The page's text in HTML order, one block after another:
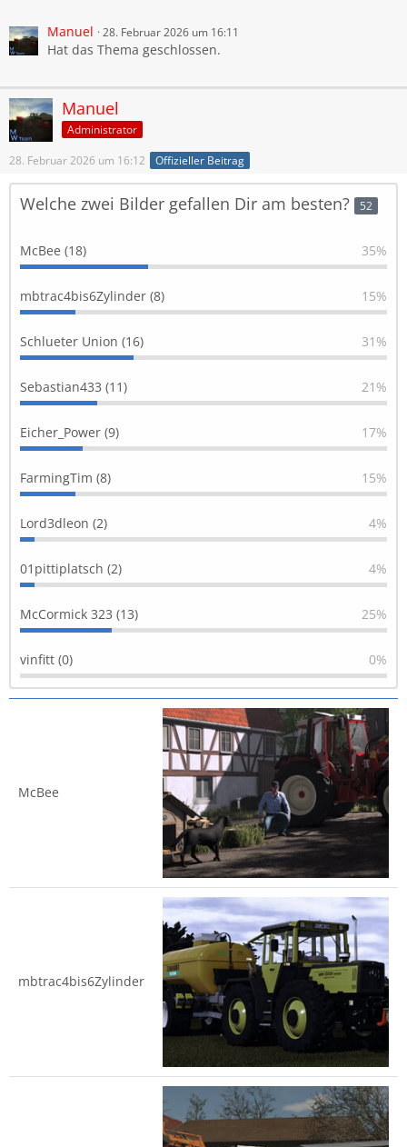
Manuel 28. Februar 2026 um 16:11
Hat das Thema geschlossen.
Manuel
Administrator
28. Februar 2026 um 16:12 Offizieller Beitrag
Welche zwei Bilder gefallen Dir am besten? 52
McBee (18) 35%
mbtrac4bis6Zylinder (8) 15%
Schlueter Union (16) 31%
Sebastian433 (11) 21%
Eicher_Power (9) 17%
FarmingTim (8) 15%
Lord3dleon (2) 4%
01pittiplatsch (2) 4%
McCormick 323 (13) 25%
vinfitt (0) 0%
McBee
mbtrac4bis6Zylinder